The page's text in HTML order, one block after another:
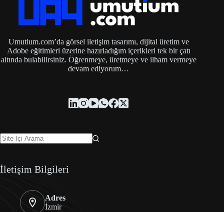
Umutium.com’da görsel iletişim tasarımı, dijital üretim ve
Adobe eğitimleri üzerine hazırladığım içerikleri tek bir çatı
altında bulabilirsiniz. Öğrenmeye, üretmeye ve ilham vermeye
devam ediyorum…
İletişim Bilgileri
Adres
İzmir